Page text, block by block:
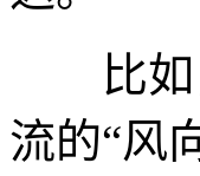
比如，
流的“风